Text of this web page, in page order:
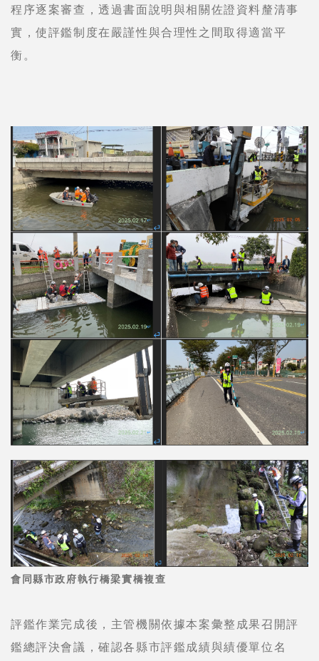
程序逐案審查，透過書面說明與相關佐證資料釐清事
實，使評鑑制度在嚴謹性與合理性之間取得適當平
衡。
會同縣市政府執行橋梁實橋複查
評鑑作業完成後，主管機關依據本案彙整成果召開評
鑑總評決會議，確認各縣市評鑑成績與績優單位名